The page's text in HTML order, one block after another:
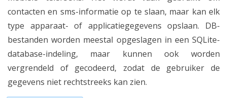
contacten en sms-informatie op te slaan, maar kan elk
type apparaat- of applicatiegegevens opslaan. DB-
bestanden worden meestal opgeslagen in een SQLite-
database-indeling, maar kunnen ook worden
vergrendeld of gecodeerd, zodat de gebruiker de
gegevens niet rechtstreeks kan zien.